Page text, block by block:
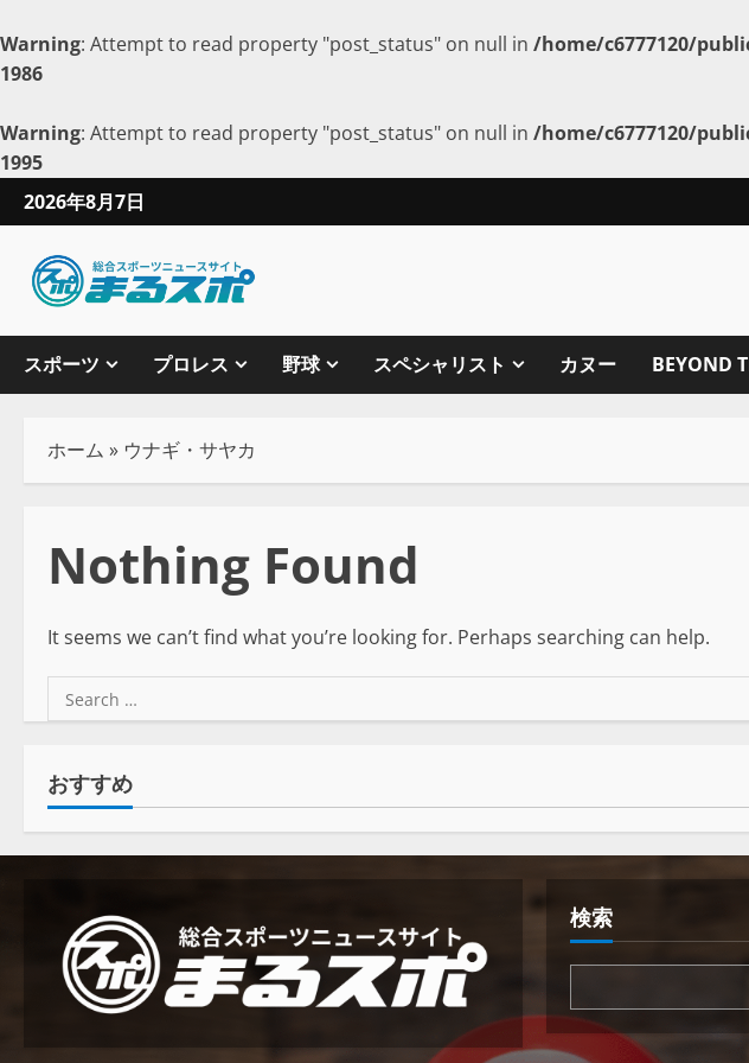
Warning: Attempt to read property "post_status" on null in /home/c6777120/
1986
Warning: Attempt to read property "post_status" on null in /home/c6777120/
1995
2026年8月7日
スポーツ プロレス 野球 スペシャリスト カヌー BEYOND
ホーム » ウナギ・サヤカ
Nothing Found
It seems we can’t find what you’re looking for. Perhaps searching can help.
おすすめ
検索